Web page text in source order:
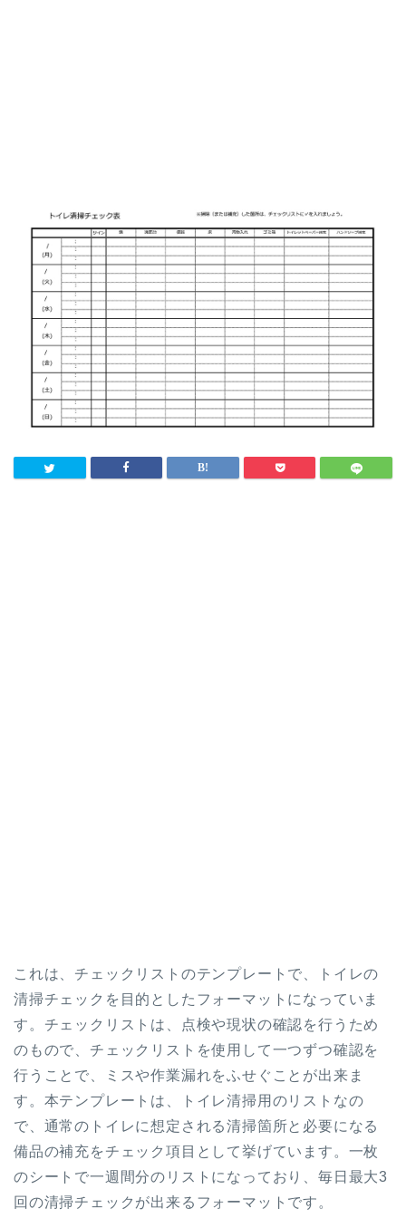
これは、チェックリストのテンプレートで、トイレの
清掃チェックを目的としたフォーマットになっていま
す。チェックリストは、点検や現状の確認を行うため
のもので、チェックリストを使用して一つずつ確認を
行うことで、ミスや作業漏れをふせぐことが出来ま
す。本テンプレートは、トイレ清掃用のリストなの
で、通常のトイレに想定される清掃箇所と必要になる
備品の補充をチェック項目として挙げています。一枚
のシートで一週間分のリストになっており、毎日最大3
回の清掃チェックが出来るフォーマットです。